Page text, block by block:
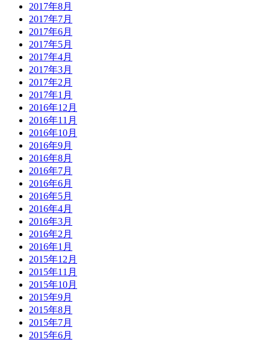
2017年8月
2017年7月
2017年6月
2017年5月
2017年4月
2017年3月
2017年2月
2017年1月
2016年12月
2016年11月
2016年10月
2016年9月
2016年8月
2016年7月
2016年6月
2016年5月
2016年4月
2016年3月
2016年2月
2016年1月
2015年12月
2015年11月
2015年10月
2015年9月
2015年8月
2015年7月
2015年6月